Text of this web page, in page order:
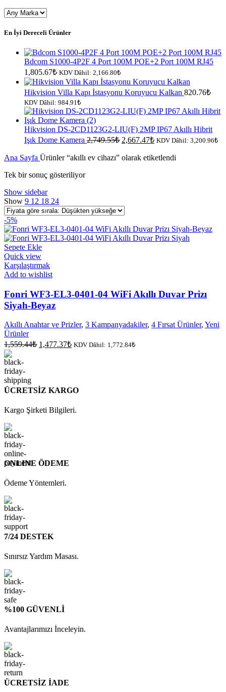
En İyi Dereceli Ürünler
Bdcom S1000-4P2F 4 Port 100M POE+2 Port 100M RJ45
1,805.67₺ KDV Dâhil: 2,166.80₺
Hikvision Villa Kapı İstasyonu Koruyucu Kalkan 820.76₺
KDV Dâhil: 984.91 ₺
Hikvision DS-2CD1123G2-LIU(F) 2MP IP67 Akıllı Hibrit
Işık Dome Kamera 2,749.55₺ Orijinal
2,749.55₺.
2,667.47₺Şu
fiyat:
KDV Dâhil: 3,200.96₺
Ana Sayfa Ürünler “akıllı ev cihazı” olarak etiketlendi
Tek bir sonuç gösteriliyor
Show sidebar
Show 9 12 18 24
-5%
Sepete Ekle
Quick view
Karşılaştırmak
Add to wishlist
Fonri WF3-EL3-0401-04 WiFi Akıllı Duvar Prizı
Siyah-Beyaz
Akıllı Anahtar ve Prizler, 3 Kampanyadakiler, 4 Fırsat Ürünler, Yeni
Ürünler
1,559.44₺ Orijinal
1,477.37₺Şu
KDV Dâhil: 1,772.84₺
ÜCRETSİZ KARGO
Kargo Şirketi Bilgileri.
ONLINE ÖDEME
Ödeme Yöntemleri.
7/24 DESTEK
Sınırsız Yardım Masası.
%100 GÜVENLİ
Avantajlarımızı İnceleyin.
ÜCRETSİZ İADE